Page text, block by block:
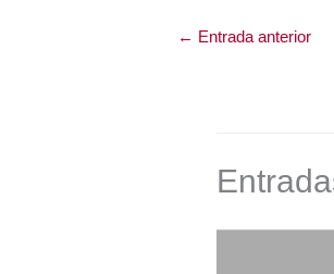
← Entrada anterior